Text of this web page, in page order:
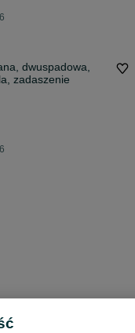
dwuspadowa,
zadaszenie